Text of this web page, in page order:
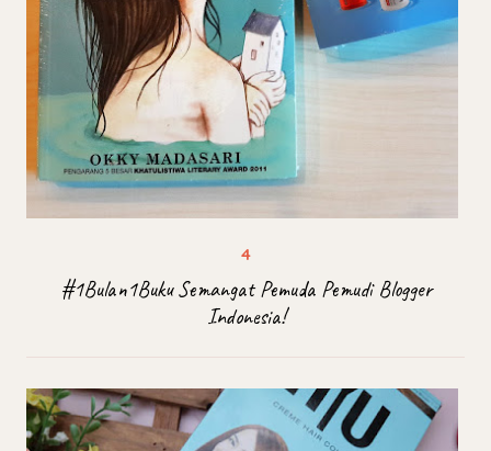
#1Bulan1Buku Semangat Pemuda Pemudi Blogger
Indonesia!